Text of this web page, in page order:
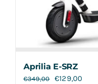
Aprilia E-SRZ
€349,00 €129,00